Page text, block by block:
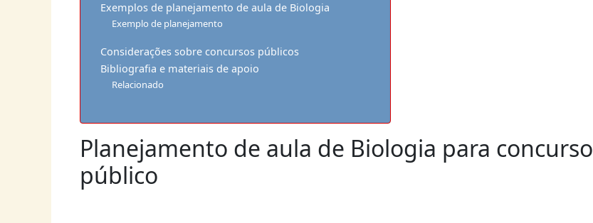
Exemplos de planejamento de aula de Biologia
Exemplo de planejamento
Considerações sobre concursos públicos
Bibliografia e materiais de apoio
Relacionado
Planejamento de aula de Biologia para concurso
público